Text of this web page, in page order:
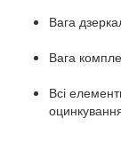
Вага
Вага
Всі